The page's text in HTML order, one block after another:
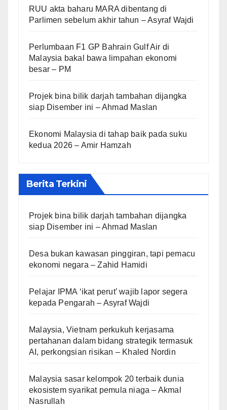
RUU akta baharu MARA dibentang di
Parlimen sebelum akhir tahun – Asyraf Wajdi
Perlumbaan F1 GP Bahrain Gulf Air di
Malaysia bakal bawa limpahan ekonomi
besar – PM
Projek bina bilik darjah tambahan dijangka
siap Disember ini – Ahmad Maslan
Ekonomi Malaysia di tahap baik pada suku
kedua 2026 – Amir Hamzah
Berita Terkini
Projek bina bilik darjah tambahan dijangka
siap Disember ini – Ahmad Maslan
Desa bukan kawasan pinggiran, tapi pemacu
ekonomi negara – Zahid Hamidi
Pelajar IPMA ‘ikat perut’ wajib lapor segera
kepada Pengarah – Asyraf Wajdi
Malaysia, Vietnam perkukuh kerjasama
pertahanan dalam bidang strategik termasuk
AI, perkongsian risikan – Khaled Nordin
Malaysia sasar kelompok 20 terbaik dunia
ekosistem syarikat pemula niaga – Akmal
Nasrullah